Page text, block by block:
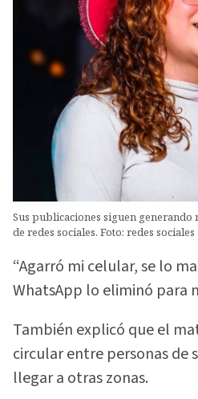
Sus publicaciones siguen generando
de redes sociales. Foto: redes sociales
“Agarró mi celular, se lo
WhatsApp lo eliminó para
También explicó que el
circular entre personas de
llegar a otras zonas.